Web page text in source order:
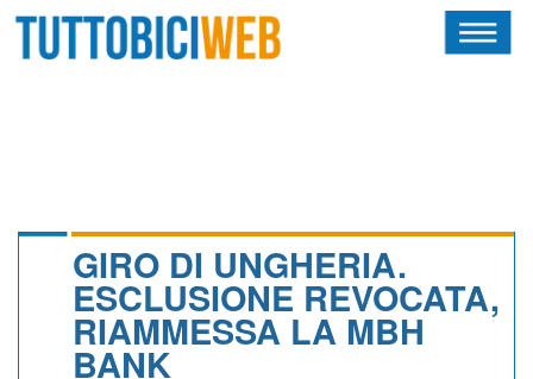
CALENDARIO
GIRO DI UNGHERIA.
ESCLUSIONE REVOCATA,
RIAMMESSA LA MBH
BANK